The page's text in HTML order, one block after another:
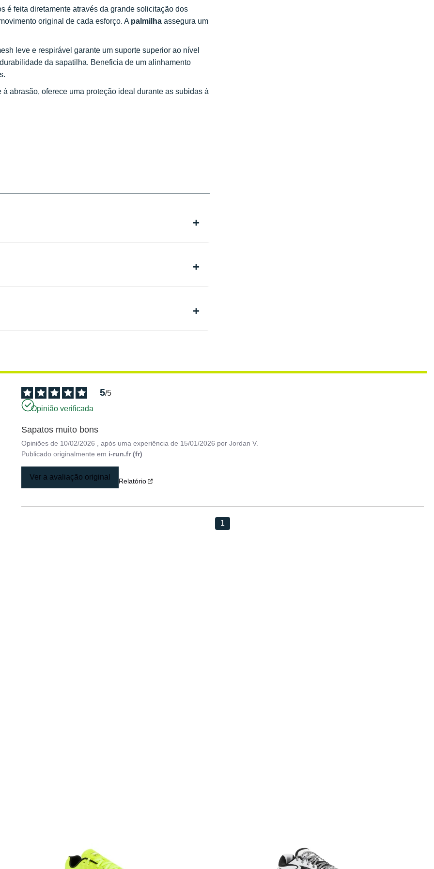
é feita diretamente através da grande solicitação dos
original de cada esforço. A palmilha assegura um
leve e respirável garante um suporte superior ao nível
da sapatilha. Beneficia de um alinhamento
abrasão, oferece uma proteção ideal durante as subidas à
5/5
Opinião verificada
Sapatos muito bons
Opiniões de 10/02/2026 , após uma experiência de 15/01/2026 porJordan V.
Publicado originalmente em i-run.fr (fr)
Ver a avaliação original Relatório
1